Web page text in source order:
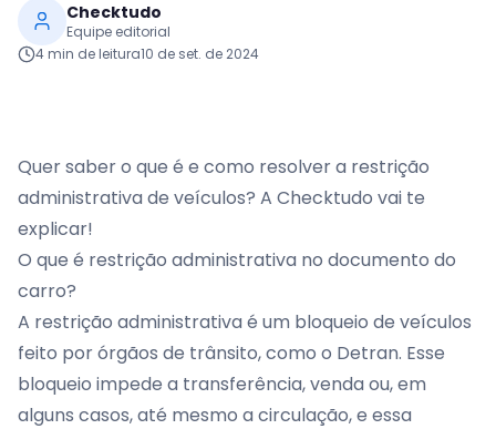
Checktudo
Equipe editorial
4 min de leitura10 de set. de 2024
Quer saber o que é e como resolver a restrição
administrativa de veículos? A Checktudo vai te
explicar!
O que é restrição administrativa no documento do
carro?
A restrição administrativa é um bloqueio de veículos
feito por órgãos de trânsito, como o Detran. Esse
bloqueio impede a transferência, venda ou, em
alguns casos, até mesmo a circulação, e essa